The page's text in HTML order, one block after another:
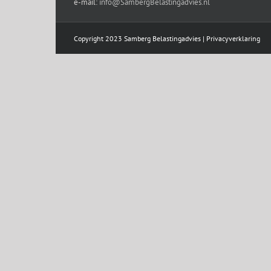
e-mail: info@SambergBelastingadvies.nl
Copyright 2023 Samberg Belastingadvies | Privacyverklaring